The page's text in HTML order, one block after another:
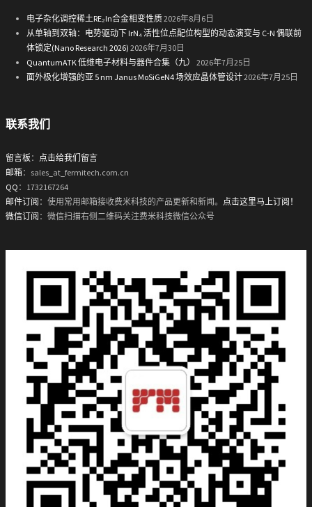
电子杂化调控稀土RE₂In合金相变性质2026年8月6日
从单轴到双轴：电势驱动下 IrN₄ 活性位点配位构型的动态演变与 C-N 偶联前
体锁定(Nano Research 2026) 2026年7月30日
QuantumATK 低维电子材料与器件合集（九）
2026年7月25日
面外极化增强的亚 5 nm Janus MoSiGeN4 场效应晶体管设计2026年7月25日
联系我们
留言板 ： 点击给我们留言
邮箱：sales_at_fermitech.com.cn
QQ ：1732167264
邮件订阅 ：使用常用邮箱接收费米科技的产品更新和新闻。 点击这里马上订阅！
微信订阅 ：微信扫描右侧二维码关注费米科技微信公众号